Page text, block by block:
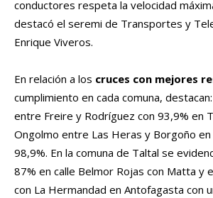
conductores respeta la velocidad
destacó el seremi de Transportes y
Enrique Viveros.
En relación a los cruces con mejores
cumplimiento en cada comuna,
entre Freire y Rodríguez con 93,9% en
Ongolmo entre Las Heras y Borgoño en
98,9%. En la comuna de Taltal se
87% en calle Belmor Rojas con Matta y
con La Hermandad en Antofagasta con